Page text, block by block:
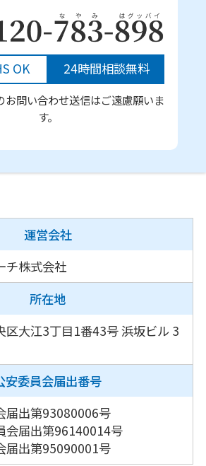
OK 24時間相談無料
問い合わせ送信はご遠慮願いま
す。
運営会社
チ株式会社
所在地
区大江3丁目1番43号浜坂ビル 3
安委員会届出番号
届出第93080006号
会届出第96140014号
届出第95090001号